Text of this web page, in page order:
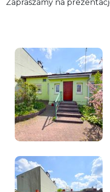
Zapraszamy na